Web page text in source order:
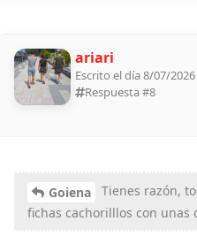
ariari
Escrito el día 8/07/2026
Respuesta #8
Goiena
Tienes razón,
fichas cachorilllos con unas